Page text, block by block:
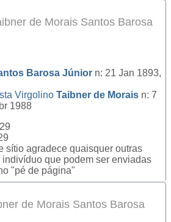
de Morais Santos Barosa
Barosa Júnior n: 21 Jan 1893,
Virgolino Taibner de Morais n: 7
1988
sítio agradece quaisquer outras
que podem ser enviadas
"pé de página"
de Morais Santos Barosa